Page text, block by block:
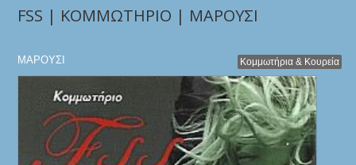
FSS | ΚΟΜΜΩΤΗΡΙΟ | ΜΑΡΟΥΣΙ
Κομμωτήρια & Κουρεία
ΜΑΡΟΥΣΙ